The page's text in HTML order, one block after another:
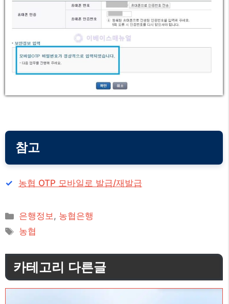
참고
농협 OTP 모바일로 발급/재발급
카
테
리
은행정보, 농협은행
태
농협
카테고리 다른글